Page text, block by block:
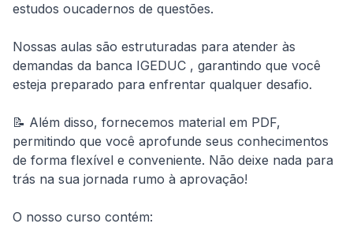
estudos oucadernos de questões.
Nossas aulas são estruturadas para atender às
demandas da banca IGEDUC , garantindo que você
esteja preparado para enfrentar qualquer desafio.
📝 Além disso, fornecemos material em PDF,
permitindo que você aprofunde seus conhecimentos
de forma flexível e conveniente. Não deixe nada para
trás na sua jornada rumo à aprovação!
O nosso curso contém: